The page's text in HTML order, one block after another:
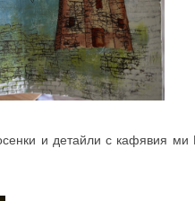
и детайли с кафявия